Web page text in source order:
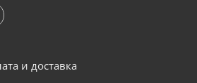
и доставка